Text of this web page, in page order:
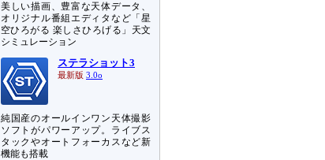
美しい描画、豊富な天体データ、
オリジナル番組エディタなど「星
空ひろがる 楽しさひろげる」天文
シミュレーション
ステラショット3
最新版 3.0o
純国産のオールインワン天体撮影
ソフトがパワーアップ。ライブス
タックやオートフォーカスなど新
機能も搭載